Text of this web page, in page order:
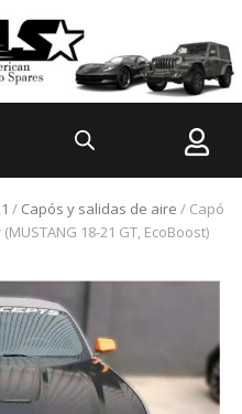
/ Capós y salidas de aire / Capó
18-21 GT, EcoBoost)